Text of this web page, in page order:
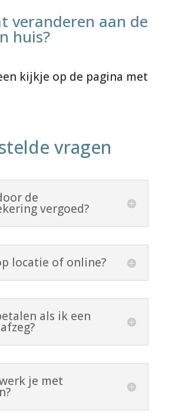
veranderen aan de
huis?
kijkje op de pagina met
vragen
de
vergoed?
locatie of online?
als ik een
je met